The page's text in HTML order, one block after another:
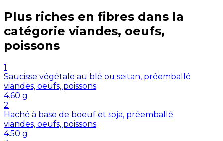
Plus riches en fibres dans la
catégorie viandes, oeufs,
poissons
1
Saucisse végétale au blé ou seitan, préemballé
viandes, oeufs, poissons
4.60 g
2
Haché à base de boeuf et soja, préemballé
viandes, oeufs, poissons
4.50 g